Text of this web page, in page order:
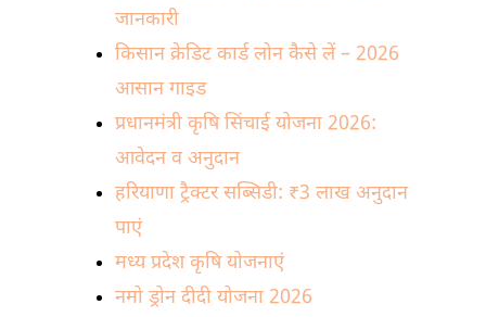
जानकारी
किसान क्रेडिट कार्ड लोन कैसे लें – 2026
आसान गाइड
प्रधानमंत्री कृषि सिंचाई योजना 2026:
आवेदन व अनुदान
हरियाणा ट्रैक्टर सब्सिडी: ₹3 लाख अनुदान
पाएं
मध्य प्रदेश कृषि योजनाएं
नमो ड्रोन दीदी योजना 2026